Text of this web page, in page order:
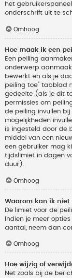
het
onderschrift uit te
Omhoog
Hoe maak ik een
Een peiling
onderwerp
bewerkt en als je
peiling toe" tabblad
gedeelte (als je dit
permissies om
de peiling invullen
mogelijkheden
is ingesteld door de
middel van een
een gebruiker mag
tijdslimiet in dagen
duur).
Omhoog
Waarom kan ik niet
De limiet voor de
Indien je meer
aantal, neem dan
Omhoog
Hoe wijzig of
Net zoals bij de